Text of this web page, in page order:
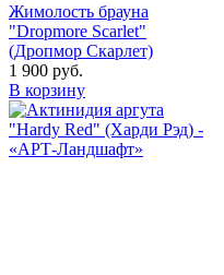
Жимолость брауна
"Dropmore Scarlet"
(Дропмор Скарлет)
1 900 руб.
В корзину